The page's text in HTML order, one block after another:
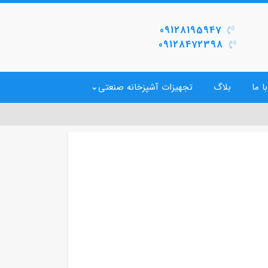
09128195947
09128472398
ما بلاگ تجهیزات آشپزخانه صنعتی